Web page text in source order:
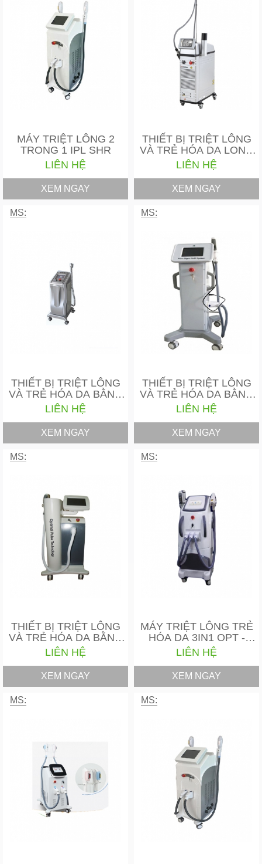
MÁY TRIỆT LÔNG 2
TRONG 1 IPL SHR
LIÊN HỆ
XEM NGAY
THIẾT BỊ TRIỆT LÔNG
VÀ TRẺ HÓA DA LONG
PULSE…
LIÊN HỆ
XEM NGAY
MS:
THIẾT BỊ TRIỆT LÔNG
VÀ TRẺ HÓA DA BẰNG
LASER…
LIÊN HỆ
XEM NGAY
MS:
THIẾT BỊ TRIỆT LÔNG
VÀ TRẺ HÓA DA BẰNG
ELIGHT…
LIÊN HỆ
XEM NGAY
MS:
THIẾT BỊ TRIỆT LÔNG
VÀ TRẺ HÓA DA BẰNG
ELIGHT…
LIÊN HỆ
XEM NGAY
MS:
MÁY TRIỆT LÔNG TRẺ
HÓA DA 3IN1 OPT -
LASER…
LIÊN HỆ
XEM NGAY
MS: MS: